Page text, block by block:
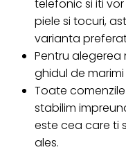
telefonic si iti
piele si tocuri,
varianta
Pentru alegerea
ghidul de
Toate
stabilim
este cea care ti
ales.